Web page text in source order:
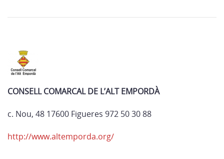
CONSELL COMARCAL DE L’ALT EMPORDÀ
c. Nou, 48 17600 Figueres 972 50 30 88
http://www.altemporda.org/